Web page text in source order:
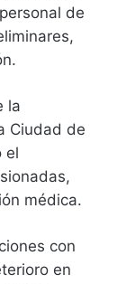
de
la
Ciudad de
el
médica.
con
en